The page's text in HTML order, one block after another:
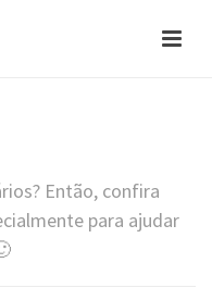
Então, confira
para ajudar